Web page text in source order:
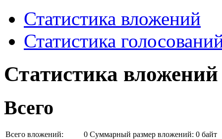
Статистика вложений
Статистика
Статистика вложений
Всего
Всего вложений: 0 Суммарный размер вложений: 0 байт